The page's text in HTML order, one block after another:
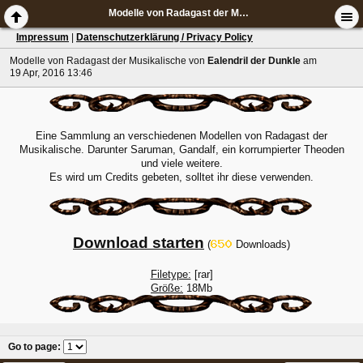
Modelle von Radagast der Musikalische
Impressum Datenschutzerklärung / Privacy Policy
Modelle von Radagast der Musikalische von Ealendril der Dunkle am
19 Apr, 2016 13:46
Eine Sammlung an verschiedenen Modellen von Radagast der
Musikalische. Darunter Saruman, Gandalf, ein korrumpierter Theoden
und viele weitere.
Es wird um Credits gebeten, solltet ihr diese verwenden.
Download starten ( Downloads)
Filetype: [rar]
Größe: 18Mb
Go to page: